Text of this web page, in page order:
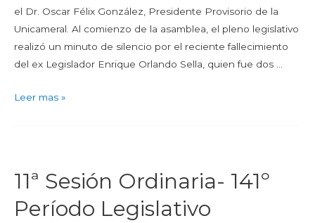
el Dr. Oscar Félix González, Presidente Provisorio de la
Unicameral. Al comienzo de la asamblea, el pleno legislativo
realizó un minuto de silencio por el reciente fallecimiento
del ex Legislador Enrique Orlando Sella, quien fue dos …
Leer mas »
11ª Sesión Ordinaria- 141º
Período Legislativo